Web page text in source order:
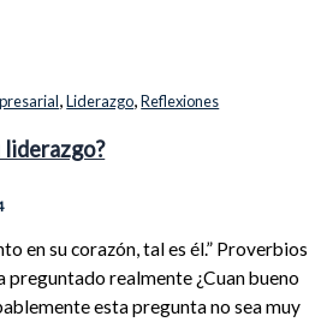
,Liderazgo,Reflexiones
liderazgo?
en su corazón, tal es él.” Proverbios
preguntado realmente ¿Cuan bueno
esta pregunta no sea muy